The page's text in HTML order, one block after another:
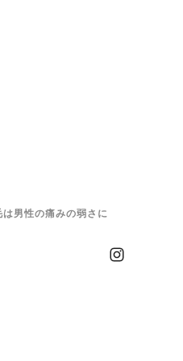
男性の痛みの弱さに